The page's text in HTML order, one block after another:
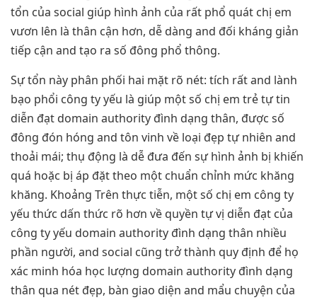
tổn của social giúp hình ảnh của rất phổ quát chị em
vươn lên là thân cận hơn, dễ dàng and đối kháng giản
tiếp cận and tạo ra số đông phổ thông.
Sự tổn này phân phối hai mặt rõ nét: tích rất and lành
bạo phổi công ty yếu là giúp một số chị em trẻ tự tin
diễn đạt domain authority đình dạng thân, được số
đông đón hóng and tôn vinh về loại đẹp tự nhiên and
thoải mái; thụ động là dễ đưa đến sự hình ảnh bị khiến
quá hoặc bị áp đặt theo một chuẩn chỉnh mức khăng
khăng. Khoảng Trên thực tiễn, một số chị em công ty
yếu thức dấn thức rõ hơn về quyền tự vị diễn đạt của
công ty yếu domain authority đình dạng thân nhiều
phần người, and social cũng trở thành quy định để họ
xác minh hóa học lượng domain authority đình dạng
thân qua nét đẹp, bàn giao diện and mẩu chuyện của